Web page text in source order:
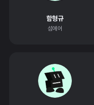
함형규
섬에어